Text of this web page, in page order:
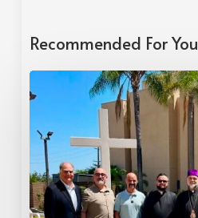
Recommended For You